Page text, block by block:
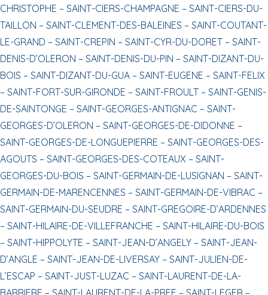
CHRISTOPHE – SAINT-CIERS-CHAMPAGNE – SAINT-CIERS-DU-
TAILLON – SAINT-CLEMENT-DES-BALEINES – SAINT-COUTANT-
LE-GRAND – SAINT-CREPIN – SAINT-CYR-DU-DORET – SAINT-
DENIS-D’OLERON – SAINT-DENIS-DU-PIN – SAINT-DIZANT-DU-
BOIS – SAINT-DIZANT-DU-GUA – SAINT-EUGENE – SAINT-FELIX
– SAINT-FORT-SUR-GIRONDE – SAINT-FROULT – SAINT-GENIS-
DE-SAINTONGE – SAINT-GEORGES-ANTIGNAC – SAINT-
GEORGES-D’OLERON – SAINT-GEORGES-DE-DIDONNE –
SAINT-GEORGES-DE-LONGUEPIERRE – SAINT-GEORGES-DES-
AGOUTS – SAINT-GEORGES-DES-COTEAUX – SAINT-
GEORGES-DU-BOIS – SAINT-GERMAIN-DE-LUSIGNAN – SAINT-
GERMAIN-DE-MARENCENNES – SAINT-GERMAIN-DE-VIBRAC –
SAINT-GERMAIN-DU-SEUDRE – SAINT-GREGOIRE-D’ARDENNES
– SAINT-HILAIRE-DE-VILLEFRANCHE – SAINT-HILAIRE-DU-BOIS
– SAINT-HIPPOLYTE – SAINT-JEAN-D’ANGELY – SAINT-JEAN-
D’ANGLE – SAINT-JEAN-DE-LIVERSAY – SAINT-JULIEN-DE-
L’ESCAP – SAINT-JUST-LUZAC – SAINT-LAURENT-DE-LA-
BARRIERE – SAINT-LAURENT-DE-LA-PREE – SAINT-LEGER –